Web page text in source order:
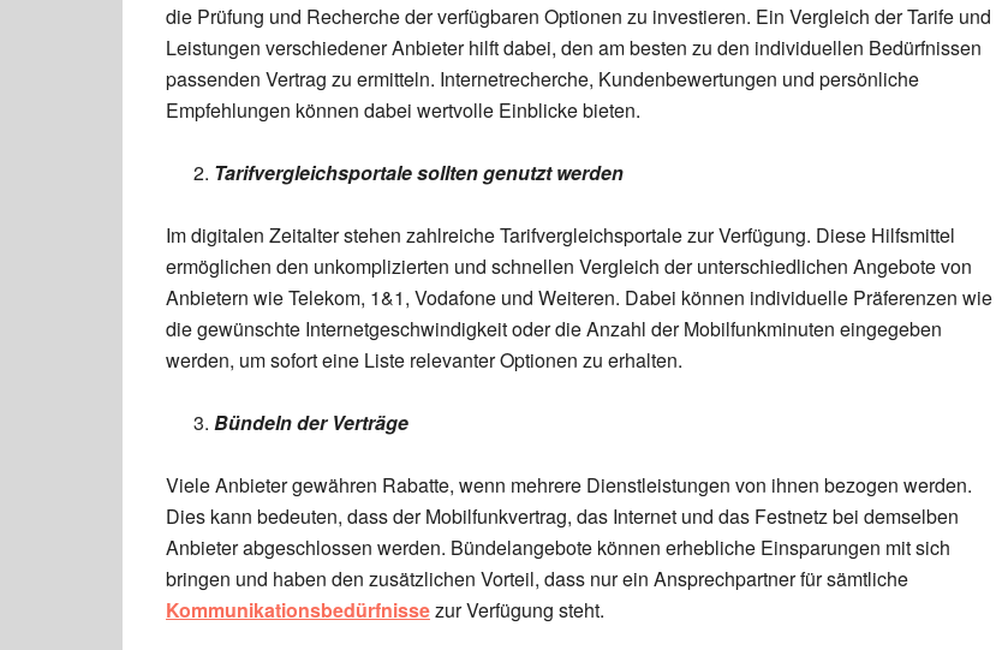
die Prüfung und Recherche der verfügbaren Optionen zu investieren. Ein Vergleich der Tarife und
Leistungen verschiedener Anbieter hilft dabei, den am besten zu den individuellen Bedürfnissen
passenden Vertrag zu ermitteln. Internetrecherche, Kundenbewertungen und persönliche
Empfehlungen können dabei wertvolle Einblicke bieten.
Tarifvergleichsportale sollten genutzt werden
Im digitalen Zeitalter stehen zahlreiche Tarifvergleichsportale zur Verfügung. Diese Hilfsmittel
ermöglichen den unkomplizierten und schnellen Vergleich der unterschiedlichen Angebote von
Anbietern wie Telekom, 1&1, Vodafone und Weiteren. Dabei können individuelle Präferenzen wie
die gewünschte Internetgeschwindigkeit oder die Anzahl der Mobilfunkminuten eingegeben
werden, um sofort eine Liste relevanter Optionen zu erhalten.
Bündeln der Verträge
Viele Anbieter gewähren Rabatte, wenn mehrere Dienstleistungen von ihnen bezogen werden.
Dies kann bedeuten, dass der Mobilfunkvertrag, das Internet und das Festnetz bei demselben
Anbieter abgeschlossen werden. Bündelangebote können erhebliche Einsparungen mit sich
bringen und haben den zusätzlichen Vorteil, dass nur ein Ansprechpartner für sämtliche
Kommunikationsbedürfnissezur Verfügung steht.